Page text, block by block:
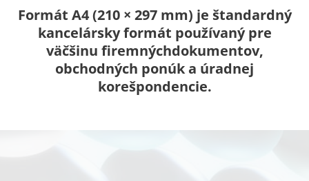
Formát A4 (210 × 297 mm) je štandardný
kancelársky formát používaný pre
väčšinu firemnýchdokumentov,
obchodných ponúk a úradnej
korešpondencie.